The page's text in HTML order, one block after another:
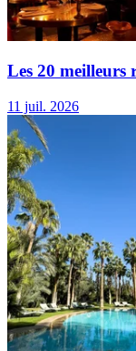
Les 20 meilleurs
11 juil. 2026